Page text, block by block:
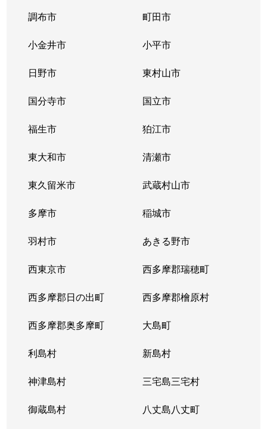
調布市 町田市
小金井市 小平市
日野市 東村山市
国分寺市 国立市
福生市 狛江市
東大和市 清瀬市
東久留米市 武蔵村山市
多摩市 稲城市
羽村市 あきる野市
西東京市 西多摩郡瑞穂町
西多摩郡日の出町 西多摩郡檜原村
西多摩郡奥多摩町 大島町
利島村 新島村
神津島村 三宅島三宅村
御蔵島村 八丈島八丈町